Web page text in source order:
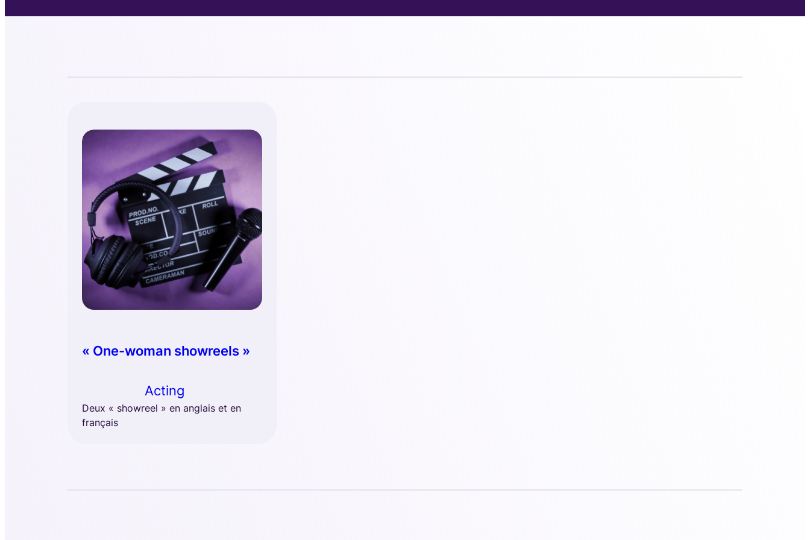
« One-woman showreels »
Acting
Deux « showreel » en anglais et en
français